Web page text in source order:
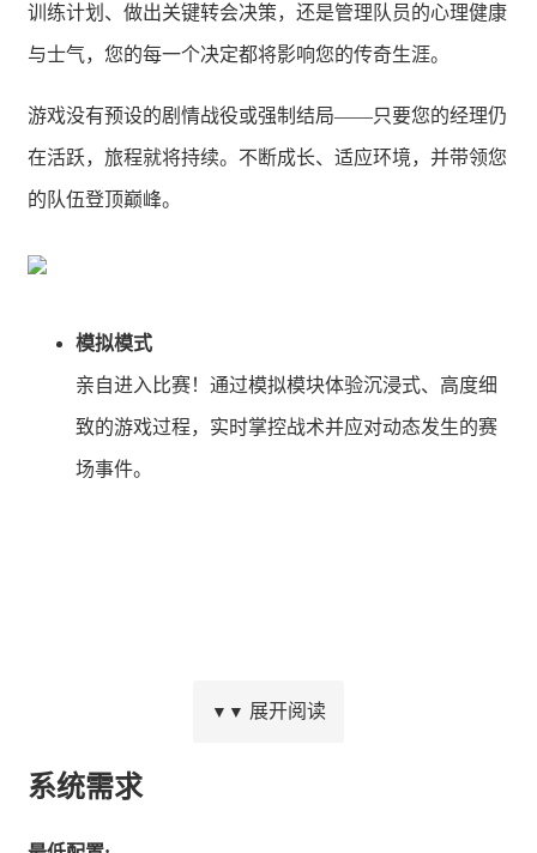
训练计划、做出关键转会决策，还是管理队员的心理健康
与士气，您的每一个决定都将影响您的传奇生涯。
游戏没有预设的剧情战役或强制结局——只要您的经理仍
在活跃，旅程就将持续。不断成长、适应环境，并带领您
的队伍登顶巅峰。
模拟模式
亲自进入比赛！通过模拟模块体验沉浸式、高度细
致的游戏过程，实时掌控战术并应对动态发生的赛
场事件。
真实与深度
灵感源自现实世界中电子竞技管理的挑战——平衡
▼▼ 展开阅读
系统需求